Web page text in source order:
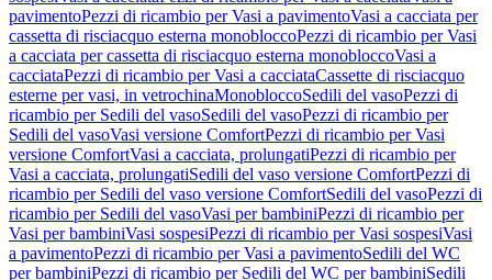
pavimentoPezzi di ricambio per Vasi a pavimentoVasi a cacciata per
cassetta di risciacquo esterna monobloccoPezzi di ricambio per Vasi
a cacciata per cassetta di risciacquo esterna monobloccoVasi a
cacciataPezzi di ricambio per Vasi a cacciataCassette di risciacquo
esterne per vasi, in vetrochinaMonobloccoSedili del vasoPezzi di
ricambio per Sedili del vasoSedili del vasoPezzi di ricambio per
Sedili del vasoVasi versione ComfortPezzi di ricambio per Vasi
versione ComfortVasi a cacciata, prolungatiPezzi di ricambio per
Vasi a cacciata, prolungatiSedili del vaso versione ComfortPezzi di
ricambio per Sedili del vaso versione ComfortSedili del vasoPezzi di
ricambio per Sedili del vasoVasi per bambiniPezzi di ricambio per
Vasi per bambiniVasi sospesiPezzi di ricambio per Vasi sospesiVasi
a pavimentoPezzi di ricambio per Vasi a pavimentoSedili del WC
per bambiniPezzi di ricambio per Sedili del WC per bambiniSedili